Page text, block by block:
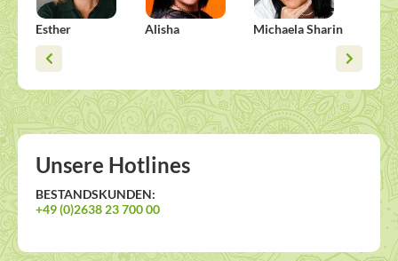
Esther Alisha Michaela Sharin
Unsere Hotlines
BESTANDSKUNDEN:
+49 (0)2638 23 700 00